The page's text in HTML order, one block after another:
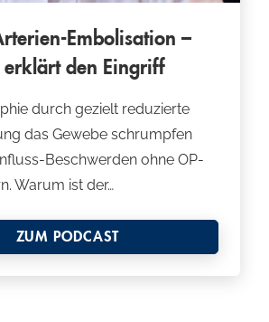
Embolisation –
erklärt den Eingriff
durch gezielt reduzierte
das Gewebe schrumpfen
Beschwerden ohne OP-
Warum ist der…
ZUM PODCAST